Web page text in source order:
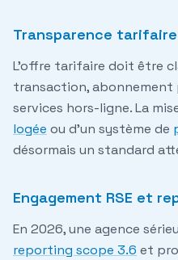
Transparence
L'offre tarifaire doit être
transaction, abonnement
services hors-ligne. La
logée ou d'un système de
désormais un standard
Engagement RSE et
En 2026, une agence
reporting scope 3.6 et